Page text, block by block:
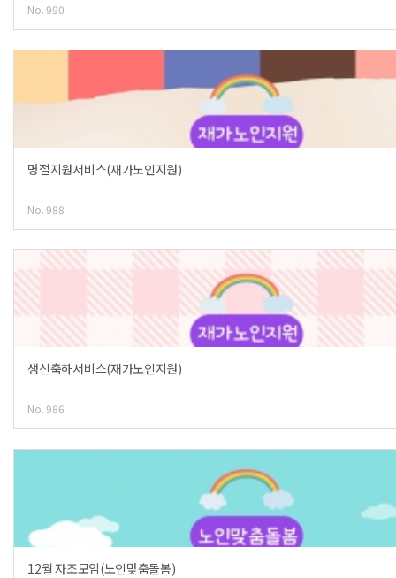
No. 990
명절지원서비스(재가노인지원)
No. 988
생신축하서비스(재가노인지원)
No. 986
12월 자조모임(노인맞춤돌봄)